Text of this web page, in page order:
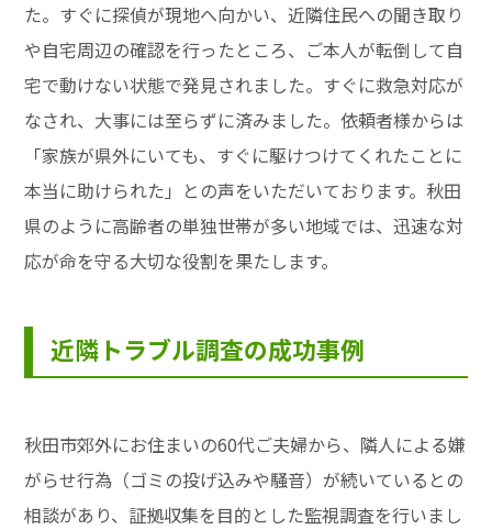
た。すぐに探偵が現地へ向かい、近隣住民への聞き取り
や自宅周辺の確認を行ったところ、ご本人が転倒して自
宅で動けない状態で発見されました。すぐに救急対応が
なされ、大事には至らずに済みました。依頼者様からは
「家族が県外にいても、すぐに駆けつけてくれたことに
本当に助けられた」との声をいただいております。秋田
県のように高齢者の単独世帯が多い地域では、迅速な対
応が命を守る大切な役割を果たします。
近隣トラブル調査の成功事例
秋田市郊外にお住まいの60代ご夫婦から、隣人による嫌
がらせ行為（ゴミの投げ込みや騒音）が続いているとの
相談があり、証拠収集を目的とした監視調査を行いまし